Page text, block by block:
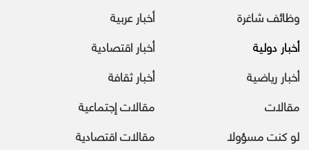
وظائف شاغرة
أخبار عربية
أخبار دولية
أخبار اقتصادية
أخبار رياضية
أخبار ثقافة
مقالات
مقالات إجتماعية
لو كنت مسؤولا
مقالات اقتصادية